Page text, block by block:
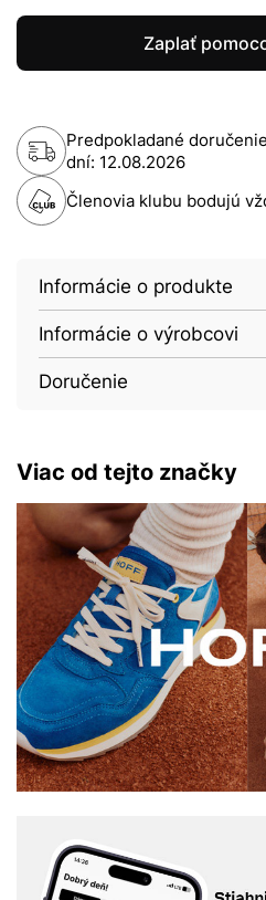
Predpokladané
dní: 12.08.2026
Členovia klubu bodujú
Informácie o produkte
Informácie o výrobcovi
Doručenie
Viac od tejto značky